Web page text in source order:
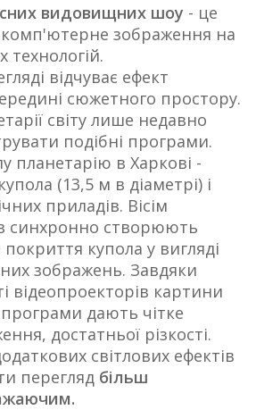
видовищних шоу - це
зображення на
технологій.
відчуває ефект
сюжетного простору.
світу лише недавно
подібні програми.
планетарію в Харкові -
(13,5 м в діаметрі) і
приладів. Вісім
синхронно створюють
купола у вигляді
зображень. Завдяки
відеопроекторів картини
дають чітке
достатньої різкості.
світлових ефектів
перегляд більш